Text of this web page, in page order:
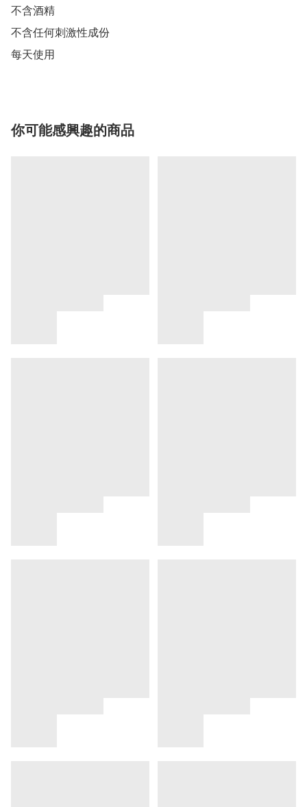
不含酒精
不含任何刺激性成份
每天使用
你可能感興趣的商品